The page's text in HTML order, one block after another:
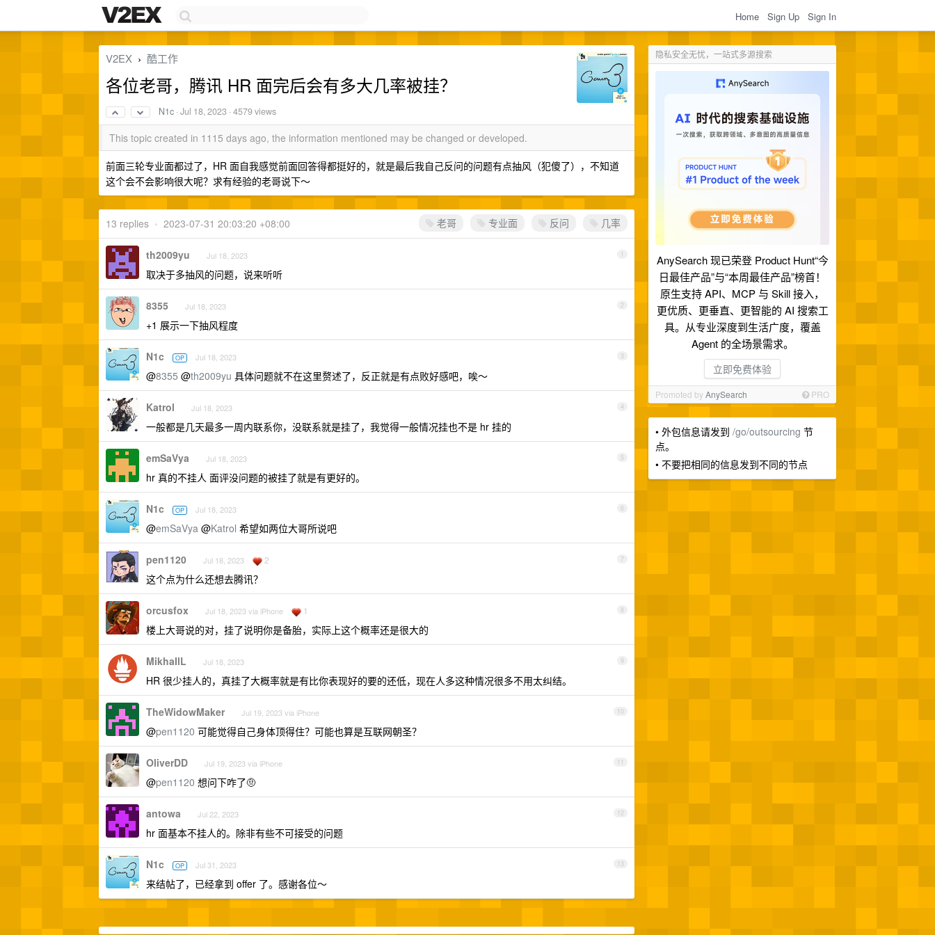
Home Sign Up Sign In
隐私安全无忧，一站式多源搜索
AnySearch 现已荣登 Product Hunt“今
日最佳产品”与“本周最佳产品”榜首！
原生支持 API、MCP 与 Skill 接入，
更优质、更垂直、更智能的 AI 搜索工
具。从专业深度到生活广度，覆盖
Agent 的全场景需求。
立即免费体验
Promoted byAnySearch PRO
• 外包信息请发到 /go/outsourcing 节
点。
• 不要把相同的信息发到不同的节点
V2EX › 酷工作
各位老哥，腾讯 HR 面完后会有多大几率被挂？
N1c ·Jul 18, 2023 · 4579 views
This topic created in 1115 days ago, the information mentioned may be changed or developed.
前面三轮专业面都过了，HR 面自我感觉前面回答得都挺好的，就是最后我自己反问的问题有点抽风（犯傻了），不知道
这个会不会影响很大呢？求有经验的老哥说下～
老哥 专业面 反问 几率
13 replies • 2023-07-31 20:03:20 +08:00
1
th2009yu Jul 18, 2023
取决于多抽风的问题，说来听听
2
8355 Jul 18, 2023
+1 展示一下抽风程度
3
N1c OP Jul 18, 2023
@8355 @th2009yu 具体问题就不在这里赘述了，反正就是有点败好感吧，唉～
4
Katrol Jul 18, 2023
一般都是几天最多一周内联系你，没联系就是挂了，我觉得一般情况挂也不是 hr 挂的
5
emSaVya Jul 18, 2023
hr 真的不挂人 面评没问题的被挂了就是有更好的。
6
N1c OP Jul 18, 2023
@emSaVya @Katrol 希望如两位大哥所说吧
7
pen1120 Jul 18, 2023 2
这个点为什么还想去腾讯？
8
orcusfox Jul 18, 2023 via iPhone 1
楼上大哥说的对，挂了说明你是备胎，实际上这个概率还是很大的
9
MikhaIlL Jul 18, 2023
HR 很少挂人的，真挂了大概率就是有比你表现好的要的还低，现在人多这种情况很多不用太纠结。
10
TheWidowMaker Jul 19, 2023 via iPhone
@pen1120 可能觉得自己身体顶得住？可能也算是互联网朝圣？
11
OliverDD Jul 19, 2023 via iPhone
@pen1120 想问下咋了🤨
12
antowa Jul 22, 2023
hr 面基本不挂人的。除非有些不可接受的问题
13
N1c OP Jul 31, 2023
来结帖了，已经拿到 offer 了。感谢各位～